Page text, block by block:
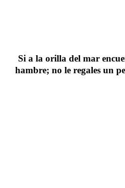
Si a la orilla del mar
hambre; no le regales un